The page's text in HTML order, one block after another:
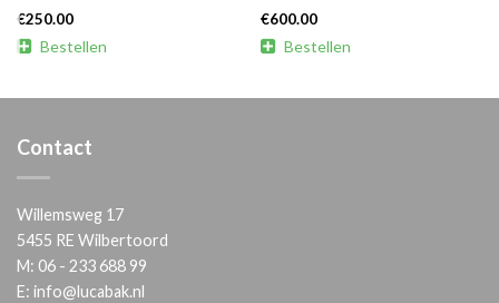
€250.00
 Bestellen
€600.00
 Bestellen
Contact
Willemsweg 17
5455 RE Wilbertoord
M: 06 - 233 688 99
E: info@lucabak.nl